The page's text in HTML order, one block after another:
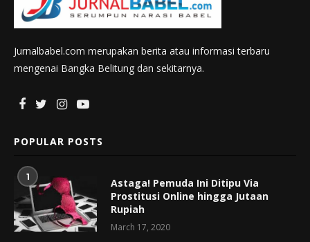
Jurnalbabel.com merupakan berita atau informasi terbaru
mengenai Bangka Belitung dan sekitarnya.
POPULAR POSTS
1
Astaga! Pemuda Ini Ditipu Via
Prostitusi Online hingga Jutaan
Rupiah
March 17, 2020